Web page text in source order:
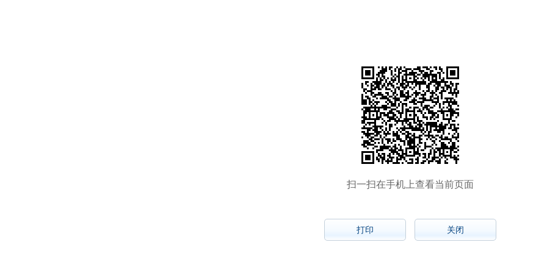
扫一扫在手机上查看当前页面
打印 关闭